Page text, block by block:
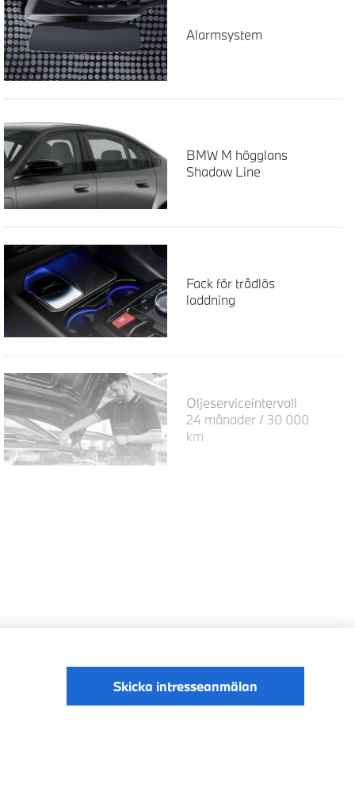
Alarmsystem
BMW M högglans
Shadow Line
Fack för trådlös
laddning
Oljeserviceintervall
24 månader / 30 000
km
Skicka intresseanmälan